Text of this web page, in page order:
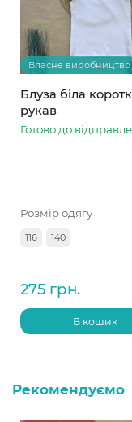
Власне виробництво
Блуза біла
рукав
Готово до
Розмір одягу
116 140
275 грн.
В кошик
Рекомендуємо